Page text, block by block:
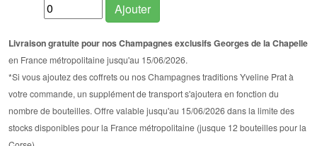
Ajouter
Livraison gratuite pour nos Champagnes exclusifs Georges de la Chapelle
en France métropolitaine jusqu'au 15/06/2026.
*Si vous ajoutez des coffrets ou nos Champagnes traditions Yveline Prat à
votre commande, un supplément de transport s'ajoutera en fonction du
nombre de bouteilles. Offre valable jusqu'au 15/06/2026 dans la limite des
stocks disponibles pour la France métropolitaine (jusque 12 bouteilles pour la